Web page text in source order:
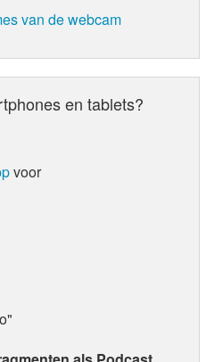
van de webcam
en tablets?
voor